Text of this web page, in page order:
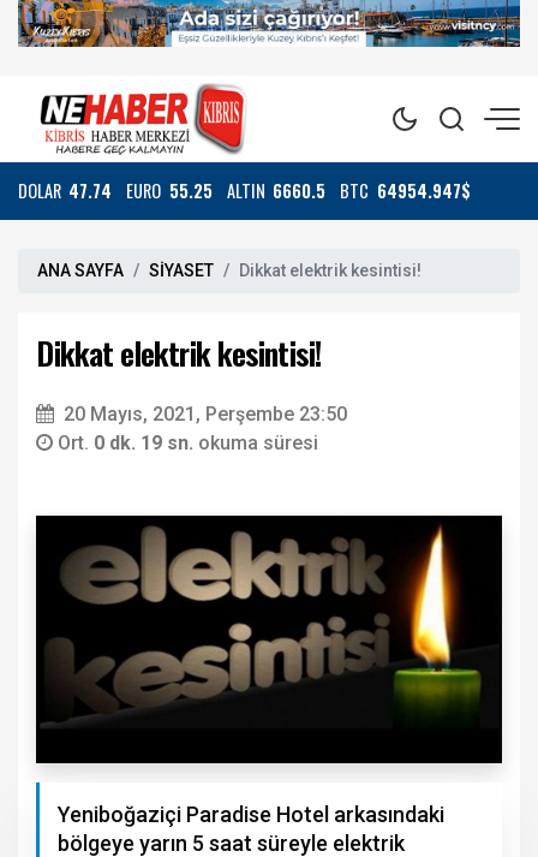
DOLAR 47.74 EURO 55.25 ALTIN 6660.5 BTC 64954.947$
ANA SAYFA SİYASET Dikkat elektrik kesintisi!
Dikkat elektrik kesintisi!
20 Mayıs, 2021, Perşembe 23:50
Ort. 0 dk. 19 sn. okuma süresi
Yeniboğaziçi Paradise Hotel arkasındaki
bölgeye yarın 5 saat süreyle elektrik